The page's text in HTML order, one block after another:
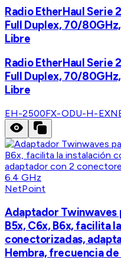
Radio EtherHaul Serie
Full Duplex, 70/
Libre
Radio EtherHaul Serie
Full Duplex, 70/
Libre
EH-2500FX-ODU-H-EXN
NetPoint
Adaptador Twinwaves
B5x, C6x, B6x, facilita
conectorizadas,
Hembra, frecuencia